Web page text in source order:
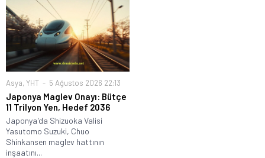
Asya, YHT 5 Ağustos 2026 22:13
Japonya Maglev Onayı: Bütçe
11 Trilyon Yen, Hedef 2036
Japonya'da Shizuoka Valisi
Yasutomo Suzuki, Chuo
Shinkansen maglev hattının
inşaatını...